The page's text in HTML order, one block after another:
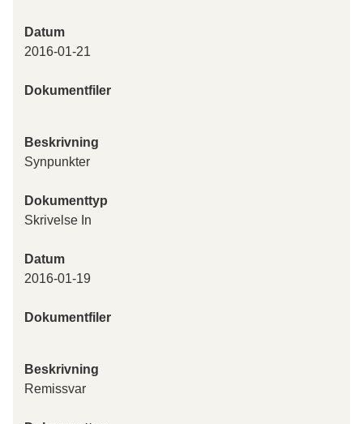
Datum
2016-01-21
Dokumentfiler
Beskrivning
Synpunkter
Dokumenttyp
Skrivelse In
Datum
2016-01-19
Dokumentfiler
Beskrivning
Remissvar